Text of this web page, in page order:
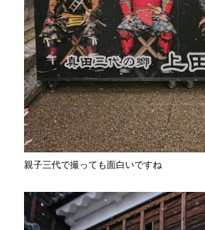
親子三代で撮っても面白いですね